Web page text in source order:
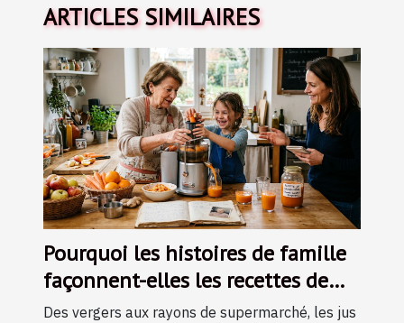
ARTICLES SIMILAIRES
Pourquoi les histoires de famille
façonnent-elles les recettes de
jus ?
Des vergers aux rayons de supermarché, les jus